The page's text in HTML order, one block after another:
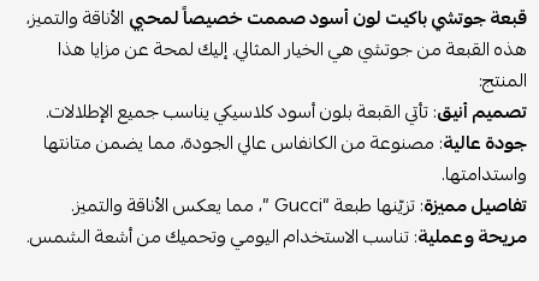
قبعة جوتشي باكيت لون أسود صممت خصيصاً لمحبي الأناقة والتميز،
هذه القبعة من جوتشي هي الخيار المثالي. إليك لمحة عن مزايا هذا
المنتج:
تصميم أنيق: تأتي القبعة بلون أسود كلاسيكي يناسب جميع الإطلالات.
جودة عالية: مصنوعة من الكانفاس عالي الجودة، مما يضمن متانتها
واستدامتها.
تفاصيل مميزة: تزيّنها طبعة “Gucci ”، مما يعكس الأناقة والتميز.
مريحة وعملية: تناسب الاستخدام اليومي وتحميك من أشعة الشمس.